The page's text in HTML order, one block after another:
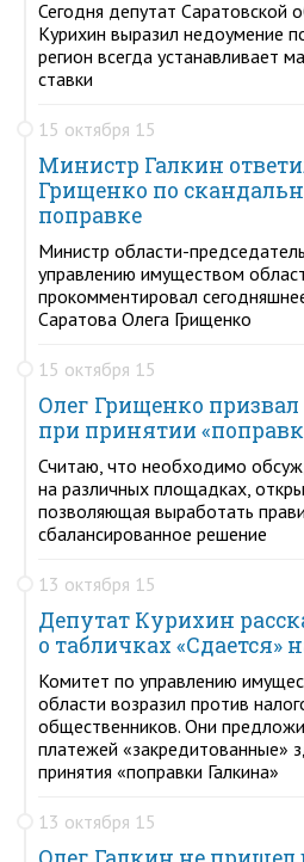
Сегодня депутат Саратовской
Курихин выразил недоумение
регион всегда устанавливает
ставки
15 октября 15
Министр Галкин
Грищенко по
поправке
Министр области-
управлению имуществом
прокомментировал
Саратова Олега Грищенко
15 октября 15
Олег Грищенко
при принятии
Считаю, что необходимо
на различных площадках,
позволяющая выработать
сбалансированное решение
13 октября 15
Депутат Курихин
о табличках «Сдается»
Комитет по управлению
области возразил против
общественников. Они
платежей «закредитованные»
принятия «поправки Галкина»
13 октября 15